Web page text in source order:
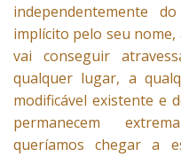
independentemente
implícito pelo seu
vai conseguir
qualquer lugar, a
modificável existente e
permanecem
queríamos chegar a